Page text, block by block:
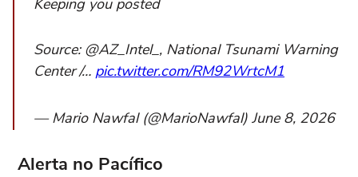
Keeping you posted
Source: @AZ_Intel_, National Tsunami Warning
Center /… pic.twitter.com/RM92WrtcM1
— Mario Nawfal (@MarioNawfal) June 8, 2026
Alerta no Pacífico